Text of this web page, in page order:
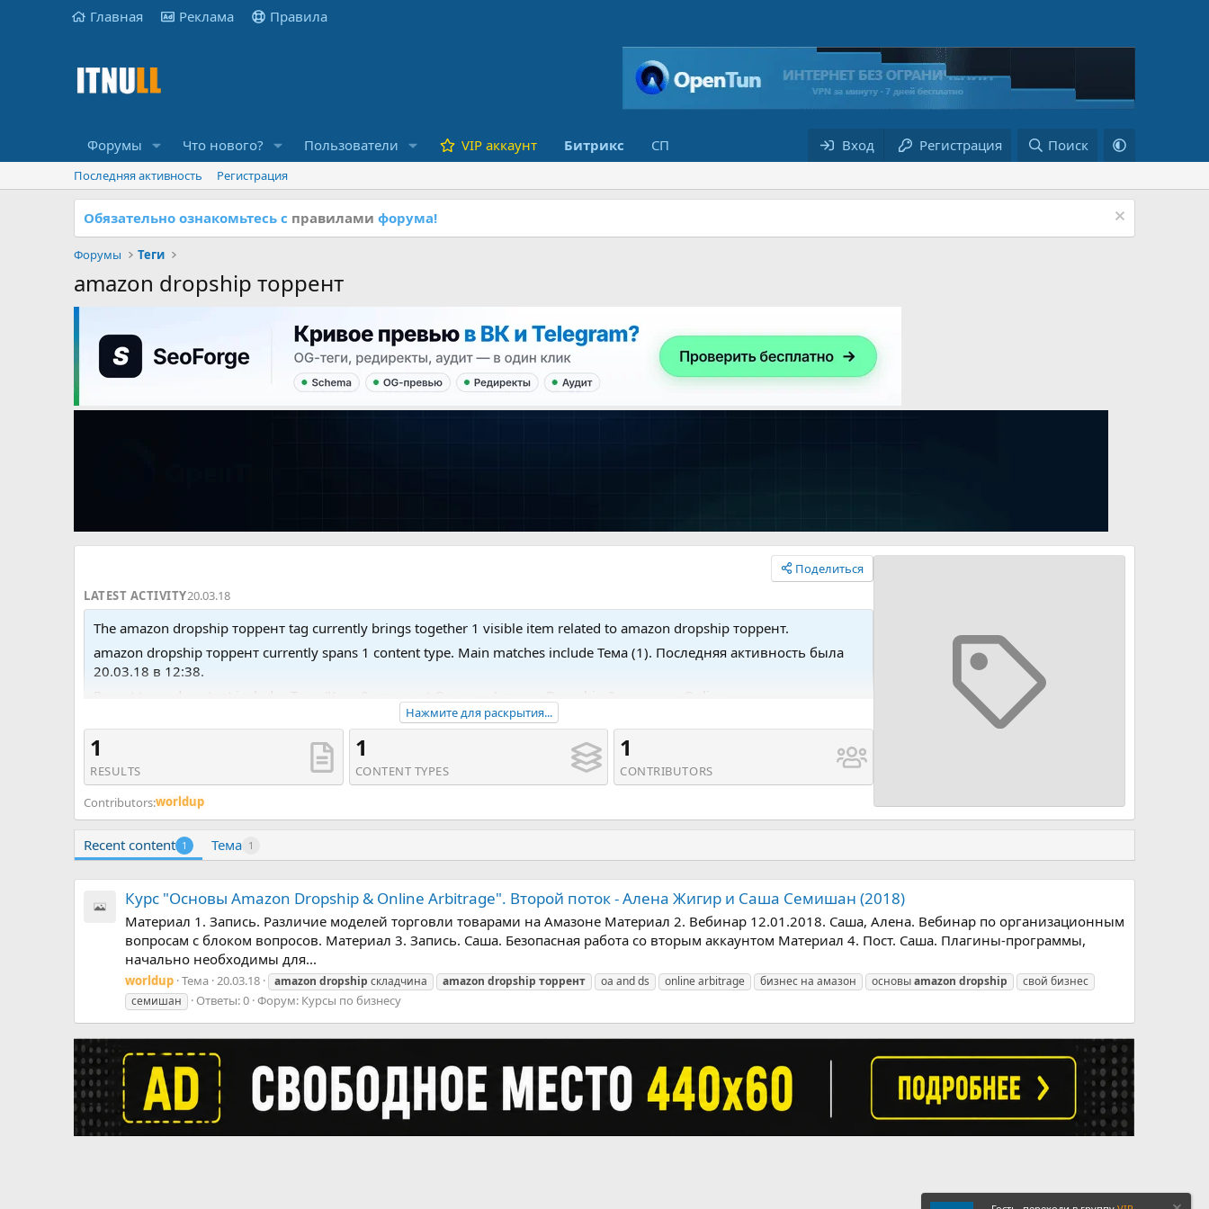
Главная Реклама Правила
Форумы Что нового? Пользователи VIP аккаунт Битрикс СП Вход Регистрация Поиск
Последняя активность Регистрация
Обязательно ознакомьтесь с правилами форума!
Форумы Теги
amazon dropship торрент
Поделиться
LATEST ACTIVITY20.03.18
The amazon dropship торрент tag currently brings together 1 visible item related to amazon dropship торрент.
amazon dropship торрент currently spans 1 content type. Main matches include Тема (1). Последняя активность была
20.03.18 в 12:38.
Recent tagged content includes Тема 'Курс &amp;quot;Основы Amazon Dropship &amp;amp; Online
Arbitrage&amp;quot;. Второй поток - Алена Жигир и Саша Семишан (2018)'.
Нажмите для раскрытия...
1
RESULTS
1
CONTENT TYPES
1
CONTRIBUTORS
Contributors:worldup
Recent content 1 Тема 1
Курс "Основы Amazon Dropship & Online Arbitrage". Второй поток - Алена Жигир и Саша Семишан (2018)
Материал 1. Запись. Различие моделей торговли товарами на Амазоне Материал 2. Вебинар 12.01.2018. Саша, Алена. Вебинар по организационным
вопросам с блоком вопросов. Материал 3. Запись. Саша. Безопасная работа со вторым аккаунтом Материал 4. Пост. Саша. Плагины-программы,
начально необходимы для...
worldup Тема 20.03.18 amazon dropship складчина amazon dropship торрент oa and ds online arbitrage бизнес на амазон основыamazon dropship
свой бизнес
семишан
Ответы: 0 Форум: Курсы по бизнесу